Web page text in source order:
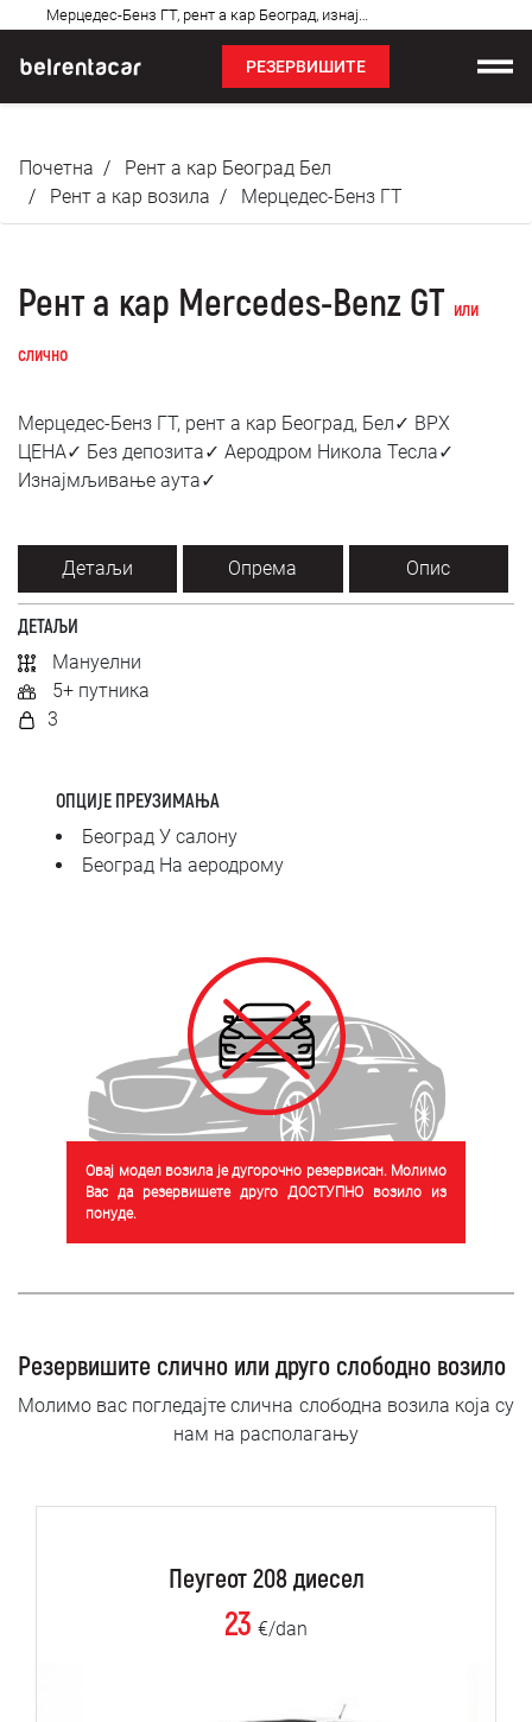
Мерцедес-Бенз ГТ, рент а кар Београд, изнајмљивање аута: Бел✓
питања
РЕЗЕРВИШИТЕ
Цене
О нама
Најчешћа питања
Блог
Контакт
SRPSKI
СРПСКИ
ENGLISH
Почетна
Рент а кар Београд Бел
Рент а кар возила
Мерцедес-Бенз ГТ
Рент а кар Mercedes-Benz GT или
слично
Мерцедес-Бенз ГТ, рент а кар Београд, Бел✓ ВРХ
ЦЕНА✓ Без депозита✓ Аеродром Никола Тесла✓
Изнајмљивање аута✓
Детаљи Опрема Опис
ДЕТАЉИ
Мануелни
5+ путника
3
ОПЦИЈЕ ПРЕУЗИМАЊА
Београд У салону
Београд На аеродрому
Овај модел возила је дугорочно резервисан. Молимо
Вас да резервишете друго ДОСТУПНО возило из
понуде.
Резервишите слично или друго слободно возило
Молимо вас погледајте слична слободна возила која су
нам на располагању
Пеугеот 208 диесел
23 €/dan